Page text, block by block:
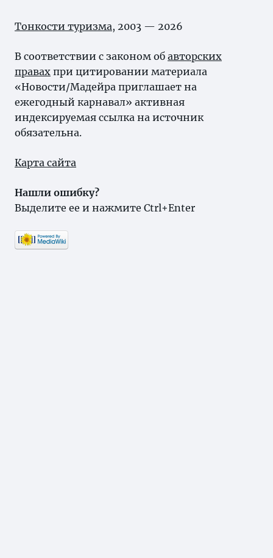
Тонкости туризма, 2003 — 2026
В соответствии с законом об авторских
правах при цитировании материала
«Новости/Мадейра приглашает на
ежегодный карнавал» активная
индексируемая ссылка на источник
обязательна.
Карта сайта
Нашли ошибку?
Выделите ее и нажмите Ctrl+Enter